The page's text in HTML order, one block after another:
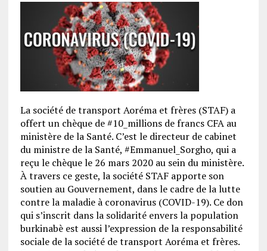
La société de transport Aoréma et frères (STAF) a
offert un chèque de #10_millions de francs CFA au
ministère de la Santé. C’est le directeur de cabinet
du ministre de la Santé, #Emmanuel_Sorgho, qui a
reçu le chèque le 26 mars 2020 au sein du ministère.
À travers ce geste, la société STAF apporte son
soutien au Gouvernement, dans le cadre de la lutte
contre la maladie à coronavirus (COVID-19). Ce don
qui s’inscrit dans la solidarité envers la population
burkinabè est aussi l’expression de la responsabilité
sociale de la société de transport Aoréma et frères.